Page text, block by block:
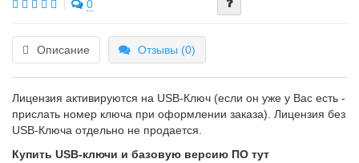
0
Описание Отзывы (0)
Лицензия активируются на USB-Ключ (если он уже у Вас есть -
прислать номер ключа при оформлении заказа). Лицензия без
USB-Ключа отдельно не продается.
Купить USB-ключи и базовую версию ПО тут